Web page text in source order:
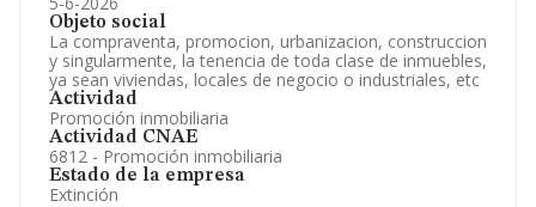
Objeto social
La compraventa, promocion, urbanizacion, construccion
y singularmente, la tenencia de toda clase de inmuebles,
ya sean viviendas, locales de negocio o industriales, etc
Actividad
Promoción inmobiliaria
Actividad CNAE
6812 - Promoción inmobiliaria
Estado de la empresa
Extinción